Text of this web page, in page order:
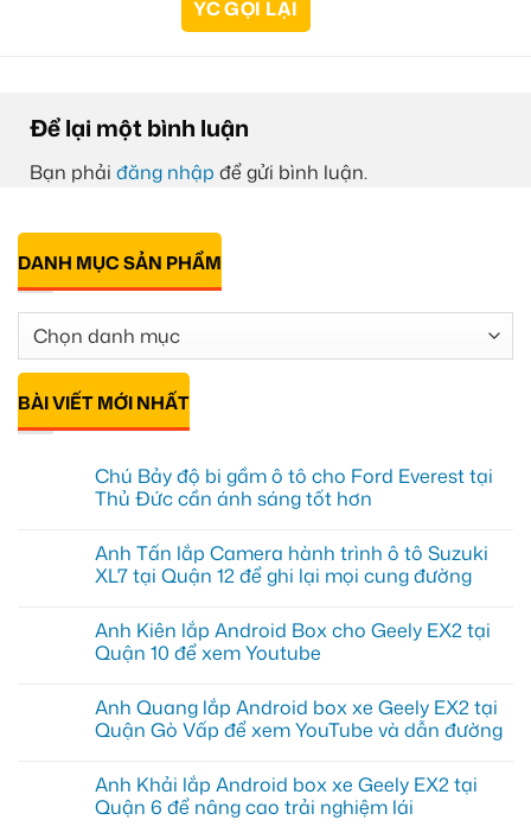
Để lại một bình luận
Bạn phải đăng nhập để gửi bình luận.
DANH MỤC SẢN PHẨM
BÀI VIẾT MỚI NHẤT
Chú Bảy độ bi gầm ô tô cho Ford Everest tại
Thủ Đức cần ánh sáng tốt hơn
bình
luận
ở
độ
bi
gầm
cho
Ford
Everest
Đức
cần
ánh
Anh Tấn lắp Camera hành trình ô tô Suzuki
XL7 tại Quận 12 để ghi lại mọi cung đường
bình
luận
ở
lắp
Camera
hành
tô
Suzuki
XL7
Anh Kiên lắp Android Box cho Geely EX2 tại
Quận 10 để xem Youtube
bình
luận
ở
lắp
Android
Box
Anh Quang lắp Android box xe Geely EX2 tại
Quận Gò Vấp để xem YouTube và dẫn đường
bình
luận
ở
Anh Khải lắp Android box xe Geely EX2 tại
Quận 6 để nâng cao trải nghiệm lái